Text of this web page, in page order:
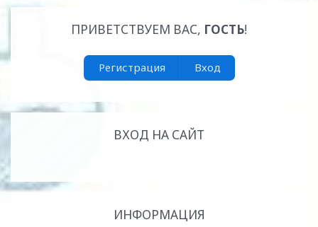
ПРИВЕТСТВУЕМ ВАС, ГОСТЬ!
Регистрация Вход
ВХОД НА САЙТ
ИНФОРМАЦИЯ